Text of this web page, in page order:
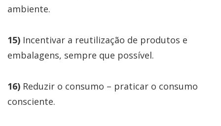
ambiente.
15) Incentivar a reutilização de produtos e
embalagens, sempre que possível.
16) Reduzir o consumo – praticar o consumo
consciente.